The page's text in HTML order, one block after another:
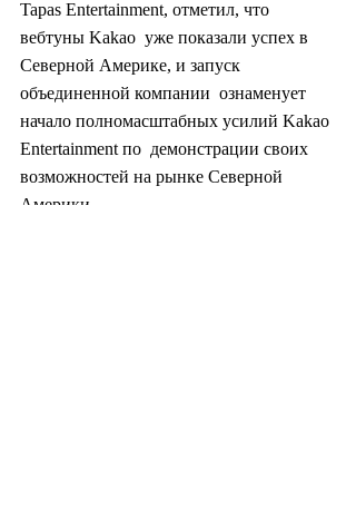
Tapas Entertainment, отметил, что
вебтуны Kakao  уже показали успех в
Северной Америке, и запуск
объединенной компании  ознаменует
начало полномасштабных усилий Kakao
Entertainment по  демонстрации своих
возможностей на рынке Северной
Америки.